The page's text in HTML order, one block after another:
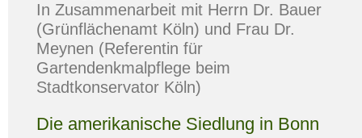
In Zusammenarbeit mit Herrn Dr. Bauer
(Grünflächenamt Köln) und Frau Dr.
Meynen (Referentin für
Gartendenkmalpflege beim
Stadtkonservator Köln)
Die amerikanische Siedlung in Bonn